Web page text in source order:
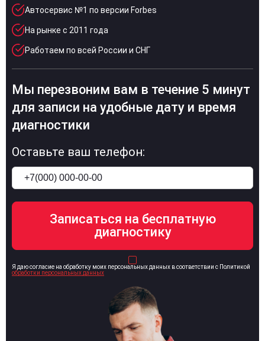
Автосервис №1 по версии Forbes
На рынке с 2011 года
Работаем по всей России и СНГ
Мы перезвоним вам в течение 5 минут
для записи на удобные дату и время
диагностики
Оставьте ваш телефон:
Я даю согласие на обработку моих персональных данных в соответствии с Политикой
обработки персональных данных